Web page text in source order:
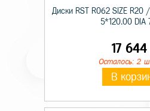
Диски RST R062 SIZE R20
5*120.00 DIA
17 644
Осталось: 2
В